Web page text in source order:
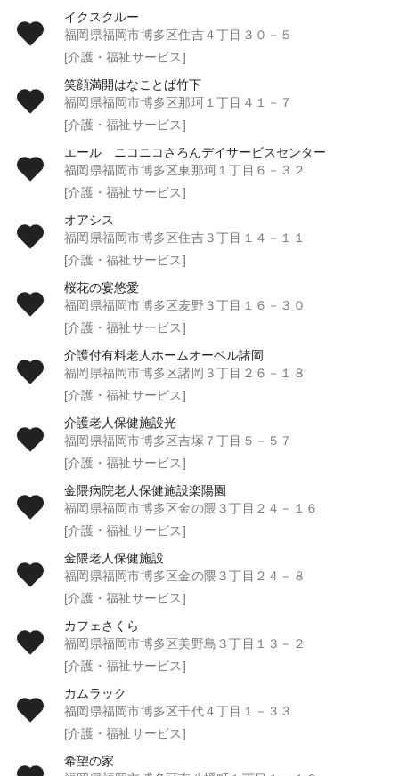
イクスクルー
福岡県福岡市博多区住吉４丁目３０－５
[介護・福祉サービス]
笑顔満開はなことば竹下
福岡県福岡市博多区那珂１丁目４１－７
[介護・福祉サービス]
エール ニコニコさろんデイサービスセンター
福岡県福岡市博多区東那珂１丁目６－３２
[介護・福祉サービス]
オアシス
福岡県福岡市博多区住吉３丁目１４－１１
[介護・福祉サービス]
桜花の宴悠愛
福岡県福岡市博多区麦野３丁目１６－３０
[介護・福祉サービス]
介護付有料老人ホームオーベル諸岡
福岡県福岡市博多区諸岡３丁目２６－１８
[介護・福祉サービス]
介護老人保健施設光
福岡県福岡市博多区吉塚７丁目５－５７
[介護・福祉サービス]
金隈病院老人保健施設楽陽園
福岡県福岡市博多区金の隈３丁目２４－１６
[介護・福祉サービス]
金隈老人保健施設
福岡県福岡市博多区金の隈３丁目２４－８
[介護・福祉サービス]
カフェさくら
福岡県福岡市博多区美野島３丁目１３－２
[介護・福祉サービス]
カムラック
福岡県福岡市博多区千代４丁目１－３３
[介護・福祉サービス]
希望の家